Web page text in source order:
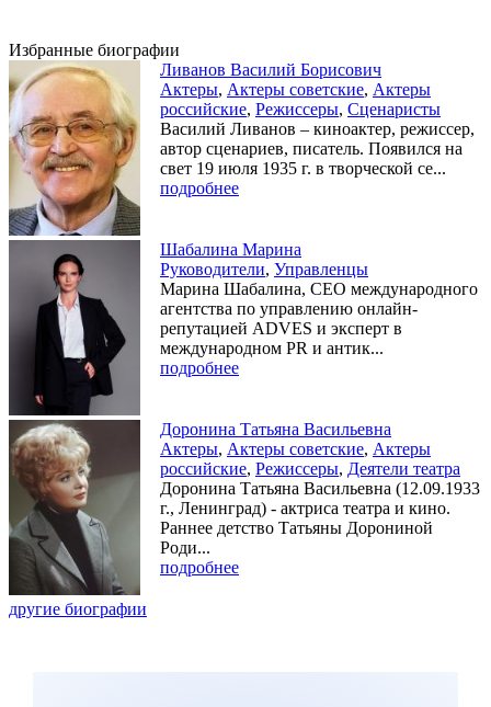
Избранные биографии
Ливанов Василий Борисович
Актеры, Актеры советские, Актеры
российские, Режиссеры, Сценаристы
Василий Ливанов – киноактер, режиссер,
автор сценариев, писатель. Появился на
свет 19 июля 1935 г. в творческой се...
подробнее
Шабалина Марина
Руководители, Управленцы
Марина Шабалина, CEO международного
агентства по управлению онлайн-
репутацией ADVES и эксперт в
международном PR и антик...
подробнее
Доронина Татьяна Васильевна
Актеры, Актеры советские, Актеры
российские, Режиссеры, Деятели театра
Доронина Татьяна Васильевна (12.09.1933
г., Ленинград) - актриса театра и кино.
Раннее детство Татьяны Дорониной
Роди...
подробнее
другие биографии